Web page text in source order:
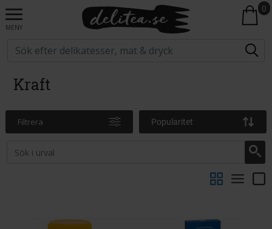
MENY
0
Kraft
Filtrera Popularitet